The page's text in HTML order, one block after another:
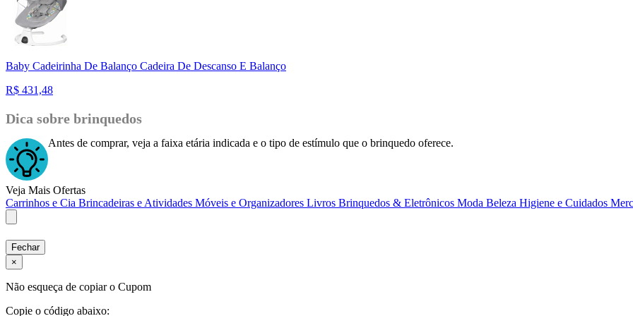
Baby Cadeirinha De Balanço Cadeira De Descanso E Balanço
R$ 431,48
Dica sobre brinquedos
Antes de comprar, veja a faixa etária indicada e o tipo de estímulo que o brinquedo oferece.
Veja Mais Ofertas
Carrinhos e Cia Brincadeiras e Atividades Móveis e Organizadores Livros Brinquedos & Eletrônicos Moda Beleza Higiene e Cuidados
Fechar
×
Não esqueça de copiar o Cupom
Copie o código abaixo: